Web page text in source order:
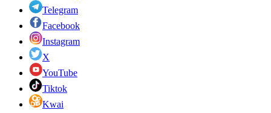
Telegram
Facebook
Instagram
X
YouTube
Tiktok
Kwai